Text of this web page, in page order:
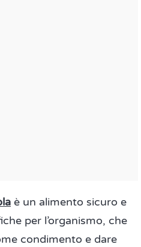
è un alimento sicuro e
per l’organismo, che
condimento e dare